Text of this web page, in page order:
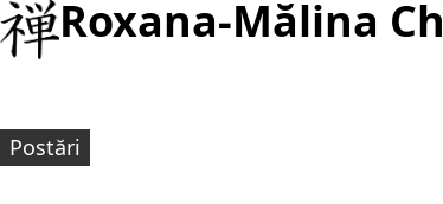
Roxana-Mălina
Postări